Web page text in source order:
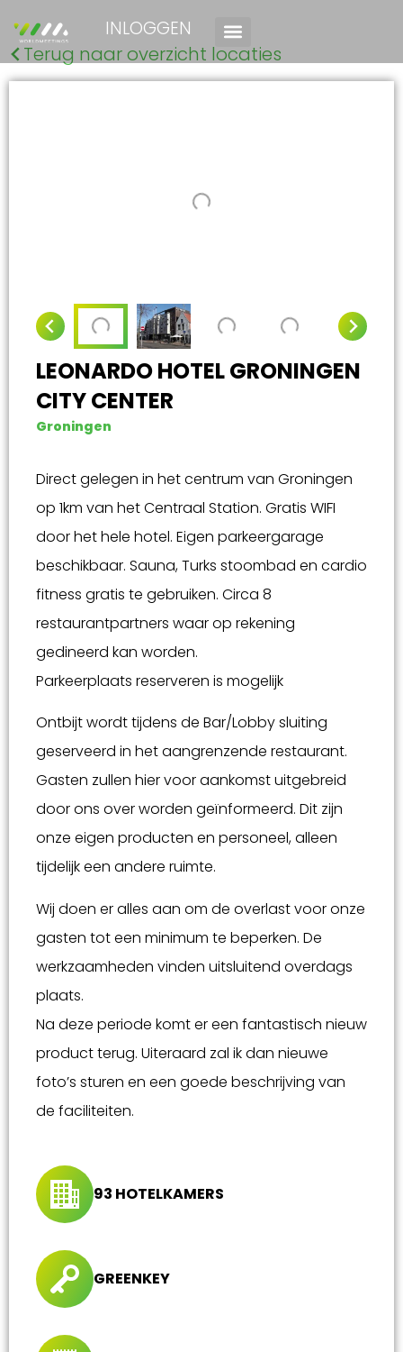
INLOGGEN
Terug naar overzicht locaties
LEONARDO HOTEL GRONINGEN
CITY CENTER
Groningen
Direct gelegen in het centrum van Groningen
op 1km van het Centraal Station. Gratis WIFI
door het hele hotel. Eigen parkeergarage
beschikbaar. Sauna, Turks stoombad en cardio
fitness gratis te gebruiken. Circa 8
restaurantpartners waar op rekening
gedineerd kan worden.
Parkeerplaats reserveren is mogelijk
Ontbijt wordt tijdens de Bar/Lobby sluiting
geserveerd in het aangrenzende restaurant.
Gasten zullen hier voor aankomst uitgebreid
door ons over worden geïnformeerd. Dit zijn
onze eigen producten en personeel, alleen
tijdelijk een andere ruimte.
Wij doen er alles aan om de overlast voor onze
gasten tot een minimum te beperken. De
werkzaamheden vinden uitsluitend overdags
plaats.
Na deze periode komt er een fantastisch nieuw
product terug. Uiteraard zal ik dan nieuwe
foto’s sturen en een goede beschrijving van
de faciliteiten.
93 HOTELKAMERS
GREENKEY